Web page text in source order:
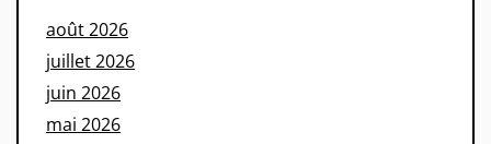
août 2026
juillet 2026
juin 2026
mai 2026